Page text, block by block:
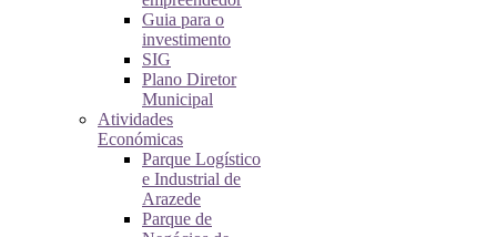
Guia para o
investimento
SIG
Plano Diretor
Municipal
Atividades
Económicas
Parque Logístico
e Industrial de
Arazede
Parque de